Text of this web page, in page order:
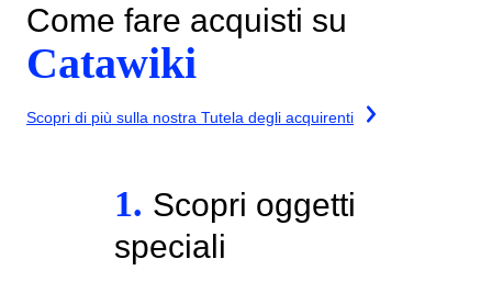
Come fare acquisti su
Catawiki
Scopri di più sulla nostra Tutela degli acquirenti
1. Scopri oggetti
speciali